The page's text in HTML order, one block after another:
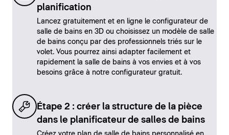
planification
Lancez gratuitement et en ligne le configurateur de
salle de bains en 3D ou choisissez un modèle de salle
de bains conçu par des professionnels triés sur le
volet. Vous pourrez ainsi adapter facilement et
rapidement la salle de bains à vos envies et à vos
besoins grâce à notre configurateur gratuit.
Étape 2 : créer la structure de la pièce
dans le planificateur de salles de bains